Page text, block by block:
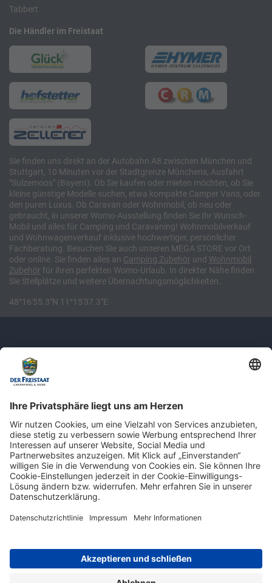
Tabbert
Die Händler im Freistaat
Sie finden uns direkt an der Autobahn A8 zwischen München und
Stuttgart, 10 Minuten vor der Stadtgrenze Münchens, Ausfahrt
"Sulzemoos" (Bayern). Ob Sie kaufen oder mieten möchten, ob Sie
kleine günstige Modelle suchen, etwa kompakte Camper Vans, oder
den puren Luxus. Ob Caravan oder Wohnmobil, ob neu oder
gebraucht, in unserer Womo-Ausstellung finden Sie Ihr Wunsch-
Mobil und alles für Camping und Caravaning! Wohnmobilverkauf
und Wohnwagenverkauf inklusive hochwertiger, persönlicher
Fachberatung. Besuchen Sie auch unseren MEGA STORE vor Ort
oder online. Sie finden alles an Camping Zubehör und Wohnmobil
Zubehör für ihren perfekten Womo-Urlaub. In direkter Nähe finden
Sie Stellplätze und weitere Übernachtungsmöglichkeiten.
48°16'55.3"N 11°15'37.3"E
Newsletter: Jetzt auf
shop.derfreistaat.de anmelden und
einen 5€ Gutschein für unseren Online-
Shop erhalten!*
Impressum Datenschutz Barrierefreiheit